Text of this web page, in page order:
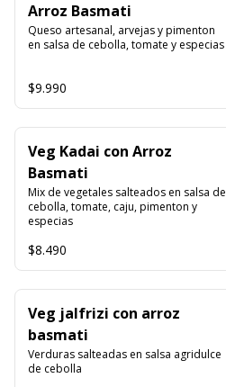
Arroz Basmati
Queso artesanal, arvejas y pimenton
en salsa de cebolla, tomate y especias
$9.990
Veg Kadai con Arroz
Basmati
Mix de vegetales salteados en salsa de
cebolla, tomate, caju, pimenton y
especias
$8.490
Veg jalfrizi con arroz
basmati
Verduras salteadas en salsa agridulce
de cebolla